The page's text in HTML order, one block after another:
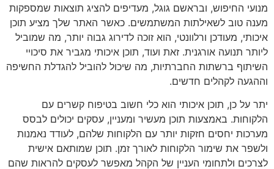
מנועי החיפוש, ובראשם גוגל, מעדיפים להציג תוצאות שמספקות
מענה טוב לשאילתות המשתמשים. כאשר האתר שלך מציע תוכן
איכותי, מעודכן ורלוונטי, הוא זוכה לדירוג גבוה יותר, מה שמוביל
ליותר תנועה אורגנית. זאת ועוד, תוכן איכותי מגביר את סיכויי
השיתוף ברשתות החברתיות, מה שיכול להוביל להגדלת החשיפה
וההגעה לקהלים חדשים.
יתר על כן, תוכן איכותי הוא כלי חשוב בטיפוח קשרים עם
הלקוחות. באמצעות תוכן מעשיר ומעניין, עסקים יכולים לבסס
מערכות יחסים חזקות יותר עם הלקוחות שלהם, לעודד נאמנות
ולשפר את שימור הלקוחות לאורך זמן. תוכן שמותאם אישית
לצרכים ולתחומי העניין של הקהל מאפשר לעסקים להראות שהם